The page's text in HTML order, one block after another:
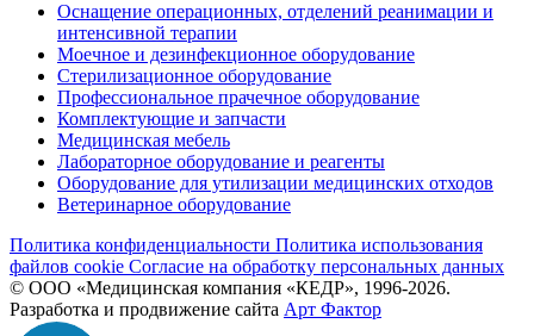
Оснащение операционных, отделений реанимации и
интенсивной терапии
Моечное и дезинфекционное оборудование
Стерилизационное оборудование
Профессиональное прачечное оборудование
Комплектующие и запчасти
Медицинская мебель
Лабораторное оборудование и реагенты
Оборудование для утилизации медицинских отходов
Ветеринарное оборудование
Политика конфиденциальности Политика использования
файлов cookie Согласие на обработку персональных данных
© ООО «Медицинская компания «КЕДР», 1996-2026.
Разработка и продвижение сайта Арт Фактор